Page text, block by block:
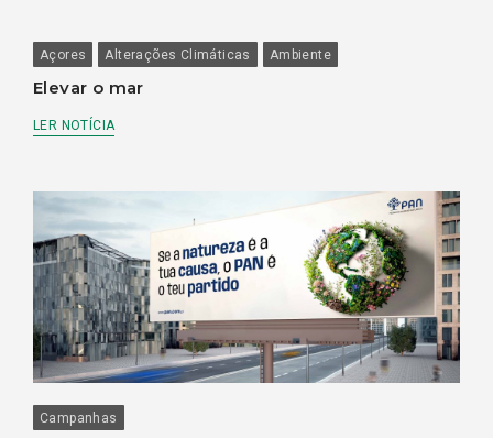
Açores Alterações Climáticas Ambiente
Elevar o mar
LER NOTÍCIA
Campanhas